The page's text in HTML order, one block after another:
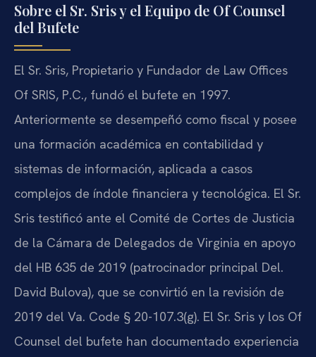
Sobre el Sr. Sris y el Equipo de Of Counsel
del Bufete
El Sr. Sris, Propietario y Fundador de Law Offices
Of SRIS, P.C., fundó el bufete en 1997.
Anteriormente se desempeñó como fiscal y posee
una formación académica en contabilidad y
sistemas de información, aplicada a casos
complejos de índole financiera y tecnológica. El Sr.
Sris testificó ante el Comité de Cortes de Justicia
de la Cámara de Delegados de Virginia en apoyo
del HB 635 de 2019 (patrocinador principal Del.
David Bulova), que se convirtió en la revisión de
2019 del Va. Code § 20-107.3(g). El Sr. Sris y los Of
Counsel del bufete han documentado experiencia